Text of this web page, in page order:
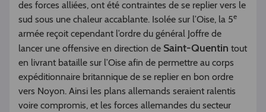
des forces alliées, ont été contraintes de se replier vers le
sud sous une chaleur accablante. Isolée sur l’Oise, la 5e
armée reçoit cependant l’ordre du général Joffre de
lancer une offensive en direction de Saint-Quentin tout
en livrant bataille sur l’Oise afin de permettre au corps
expéditionnaire britannique de se replier en bon ordre
vers Noyon. Ainsi les plans allemands seraient ralentis
voire compromis, et les forces allemandes du secteur